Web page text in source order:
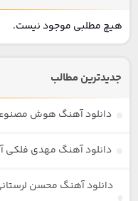
هیچ مطلبی موجود نیست.
جدیدترین مطالب
دانلود آهنگ هوش
دانلود آهنگ مهدی فلکی
دانلود آهنگ محسن